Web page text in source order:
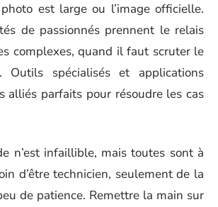
est large ou l’image officielle.
de passionnés prennent le relais
complexes, quand il faut scruter le
Outils spécialisés et applications
alliés parfaits pour résoudre les cas
n’est infaillible, mais toutes sont à
d’être technicien, seulement de la
de patience. Remettre la main sur